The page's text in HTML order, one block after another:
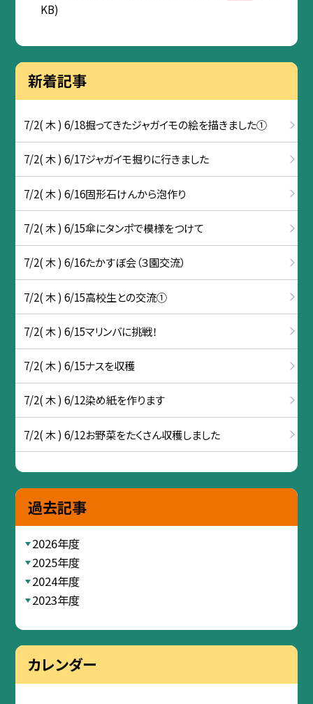
KB)
新着記事
7/2( 木 ) 6/18掘ってきたジャガイモの絵を描きました①
7/2( 木 ) 6/17ジャガイモ掘りに行きました
7/2( 木 ) 6/16固形石けんから泡作り
7/2( 木 ) 6/15傘にタンポで模様をつけて
7/2( 木 ) 6/16たかすぼ会（３園交流）
7/2( 木 ) 6/15高校生との交流①
7/2( 木 ) 6/15マリンバに挑戦！
7/2( 木 ) 6/15ナスを収穫
7/2( 木 ) 6/12染め紙を作ります
7/2( 木 ) 6/12お野菜をたくさん収穫しました
過去記事
2026年度
2025年度
2024年度
2023年度
カレンダー